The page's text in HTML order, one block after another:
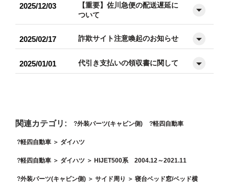
2025/12/03
【重要】佐川急便の配送遅延に
ついて
2025/02/17 詐欺サイト注意喚起のお知らせ
2025/01/01 代引き支払いの領収書に関して
関連カテゴリ: 外装パーツ(キャビン側) 軽四自動車
軽四自動車 ＞ ダイハツ
軽四自動車 ＞ ダイハツ ＞ HIJET500系 2004.12～2021.11
外装パーツ(キャビン側) ＞ サイド周り ＞ 寝台ベッド窓/ベッド横